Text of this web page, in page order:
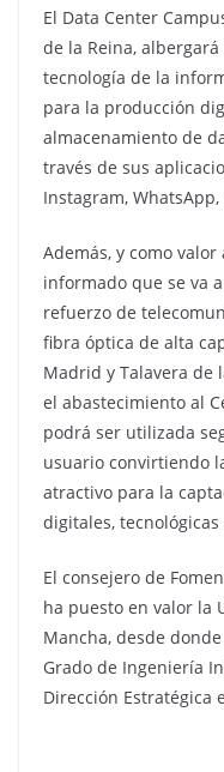
El Data Center
de la Reina,
tecnología de la
para la producción
almacenamiento de
través de sus
Instagram,
Además, y como
informado que se va
refuerzo de
fibra óptica de alta
Madrid y Talavera de
el abastecimiento al
podrá ser utilizada
usuario convirtiendo
atractivo para la
digitales, tecnológicas
El consejero de
ha puesto en valor la
Mancha, desde
Grado de Ingeniería
Dirección Estratégica